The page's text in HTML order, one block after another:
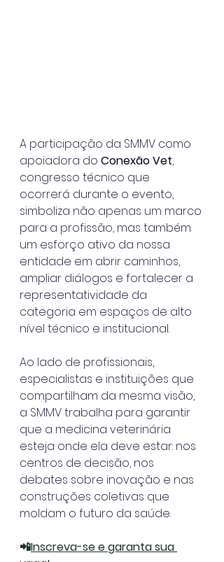
A participação da SMMV como
apoiadora do Conexão Vet,
congresso técnico que
ocorrerá durante o evento,
simboliza não apenas um marco
para a profissão, mas também
um esforço ativo da nossa
entidade em abrir caminhos,
ampliar diálogos e fortalecer a
representatividade da
categoria em espaços de alto
nível técnico e institucional.
Ao lado de profissionais,
especialistas e instituições que
compartilham da mesma visão,
a SMMV trabalha para garantir
que a medicina veterinária
esteja onde ela deve estar: nos
centros de decisão, nos
debates sobre inovação e nas
construções coletivas que
moldam o futuro da saúde.
📲Inscreva-se e garanta sua